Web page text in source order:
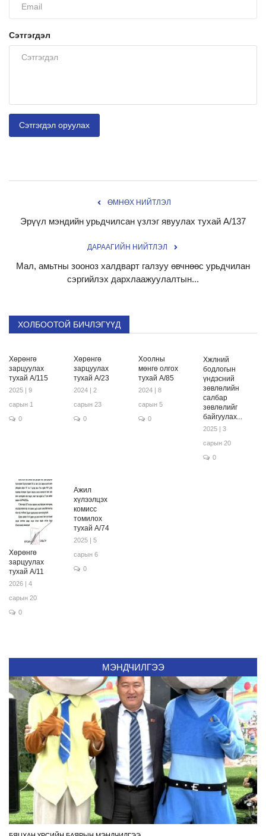
Сэтгэгдэл
Сэтгэгдэл оруулах
ӨМНӨХ НИЙТЛЭЛ
Эрүүл мэндийн урьдчилсан үзлэг явуулах тухай А/137
ДАРААГИЙН НИЙТЛЭЛ
Мал, амьтны зооноз халдварт галзуу өвчнөөс урьдчилан
сэргийлэх дархлаажуулалтын...
ХОЛБООТОЙ БИЧЛЭГҮҮД
Хөрөнгө
зарцуулах
тухай А/115
2025 | 9
сарын 1
0
Хөрөнгө
зарцуулах
тухай А/23
2024 | 2
сарын 23
0
Хоолны
мөнгө олгох
тухай А/85
2024 | 8
сарын 5
0
Хжлний
бодлогын
үндэсний
зөвлөлийн
салбар
зөвлөлийг
байгуулах...
2025 | 3
сарын 20
0
Хөрөнгө
зарцуулах
тухай А/11
2026 | 4
сарын 20
0
Ажил
хүлээлцэх
комисс
томилох
тухай А/74
2025 | 5
сарын 6
0
МЭНДЧИЛГЭЭ